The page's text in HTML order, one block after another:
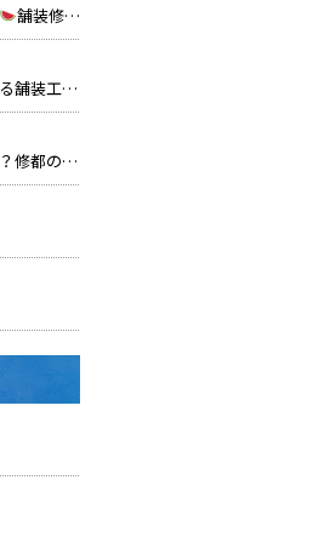
舗装修繕工事（その１）
未経験からでも始められる舗装工事の仕事｜修都の仕事内容を紹介
ついに利用者が出るかも？修都の「自分時間休暇制度」を紹介します